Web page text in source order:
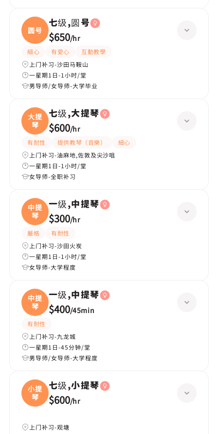
圆号
七级,圆号
$650/hr
細心 有愛心
互動教學
上门补习-沙田马鞍山
一星期1日-1小时/堂
男导师/女导师-大学毕业
大提
琴
七级,大提琴
$600/hr
有耐性 提供教琴（音樂）
細心
上门补习-油麻地,佐敦及尖沙咀
一星期1日-1小时/堂
女导师-全职补习
中提
琴
一级,中提琴
$300/hr
嚴格
有耐性
上门补习-沙田火炭
一星期1日-1小时/堂
女导师-大学程度
中提
琴
一级,中提琴
$400/45min
有耐性
上门补习-九龙城
一星期1日-45分钟/堂
男导师/女导师-大学程度
小提
琴
七级,小提琴
$600/hr
上门补习-观塘